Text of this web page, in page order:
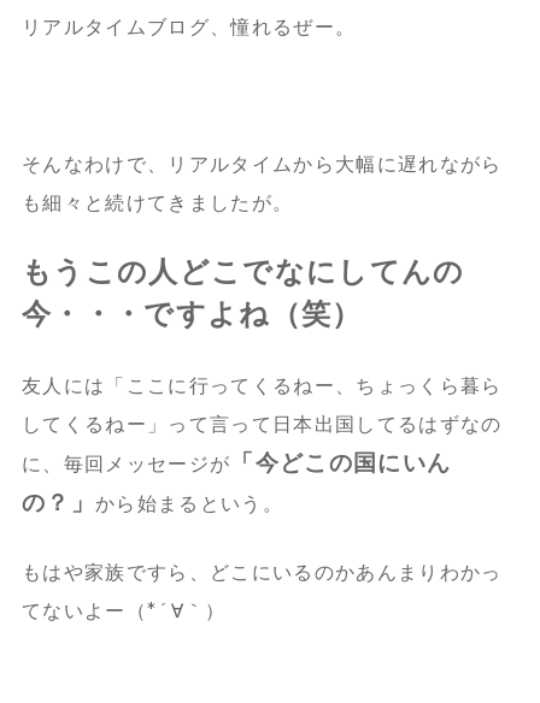
リアルタイムブログ、憧れるぜー。
そんなわけで、リアルタイムから大幅に遅れながら
も細々と続けてきましたが。
もうこの人どこでなにしてんの
今・・・ですよね（笑）
友人には「ここに行ってくるねー、ちょっくら暮ら
してくるねー」って言って日本出国してるはずなの
に、毎回メッセージが
「今どこの国にいん
の？」 から始まるという。
もはや家族ですら、どこにいるのかあんまりわかっ
てないよー（*´∀｀）